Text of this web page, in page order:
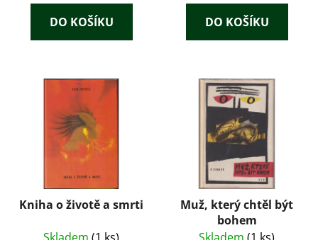
DO KOŠÍKU DO KOŠÍKU
Kniha o životě a smrti
Muž, který chtěl být
bohem